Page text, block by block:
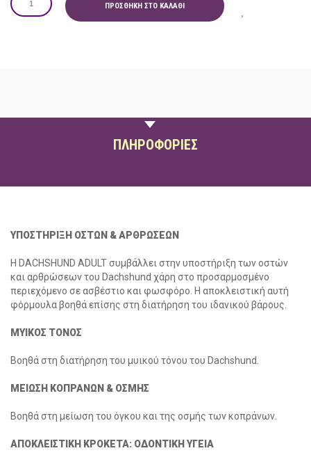
social
ΠΡΟΣΘΉΚΗ ΣΤΟ ΚΑΛΆΘΙ
ΠΛΗΡΟΦΟΡΙΕΣ
ΥΠΟΣΤΗΡΙΞΗ ΟΣΤΩΝ & ΑΡΘΡΩΣΕΩΝ
Η DACHSHUND ADULT συμβάλλει στην υποστήριξη των οστών
και αρθρώσεων του Dachshund χάρη στο προσαρμοσμένο
περιεχόμενο σε ασβέστιο και φωσφόρο. Η αποκλειστική αυτή
φόρμουλα βοηθά επίσης στη διατήρηση του ιδανικού βάρους.
ΜΥΙΚΟΣ ΤΟΝΟΣ
Βοηθά στη διατήρηση του μυικού τόνου του Dachshund.
ΜΕΙΩΣΗ ΚΟΠΡΑΝΩΝ & ΟΣΜΗΣ
Βοηθά στη μείωση του όγκου και της οσμής των κοπράνων.
ΑΠΟΚΛΕΙΣΤΙΚΗ ΚΡΟΚΕΤΑ: ΟΔΟΝΤΙΚΗ ΥΓΕΙΑ